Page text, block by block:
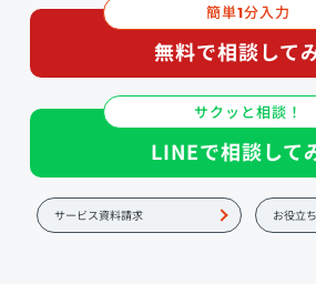
簡単1分入力
無料で相談して
サクッと相談！
LINEで相談して
サービス資料請求 お役立